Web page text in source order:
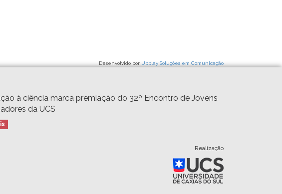
Desenvolvido por Upplay Soluções em Comunicação
à ciência marca premiação do 32º Encontro de Jovens
da UCS
Realização